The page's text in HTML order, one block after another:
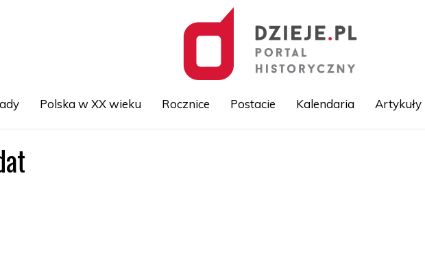
Polska w XX wieku Rocznice Postacie Kalendaria Artykuły